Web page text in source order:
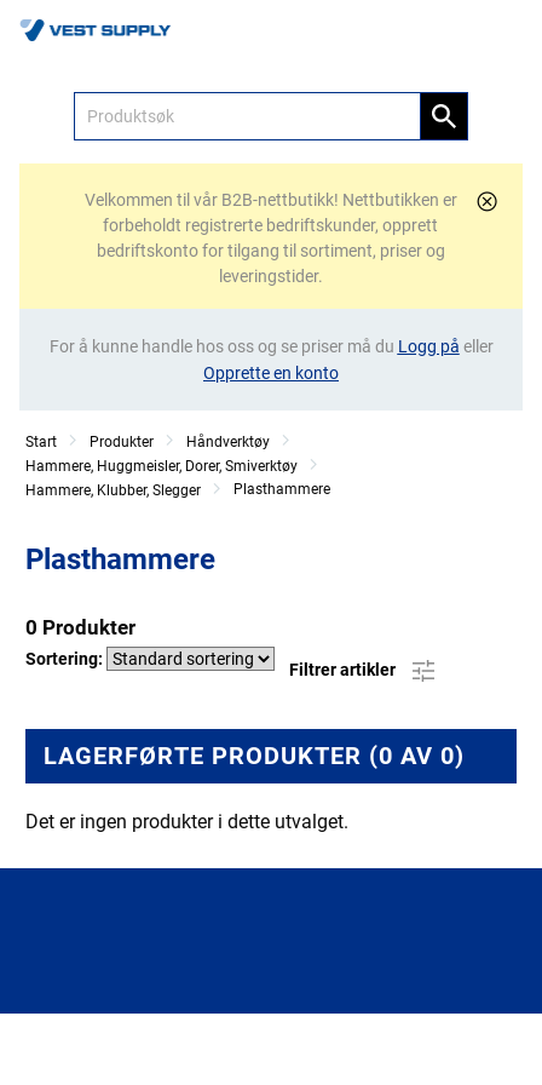
Velkommen til vår B2B-nettbutikk! Nettbutikken er
forbeholdt registrerte bedriftskunder, opprett
bedriftskonto for tilgang til sortiment, priser og
leveringstider.
For å kunne handle hos oss og se priser må du Logg på eller
Opprette en konto
Start Produkter
Håndverktøy
Hammere, Huggmeisler, Dorer, Smiverktøy
Hammere, Klubber, Slegger
Plasthammere
Plasthammere
0 Produkter
Sortering:
Filtrer artikler
LAGERFØRTE PRODUKTER (0 AV 0)
Det er ingen produkter i dette utvalget.